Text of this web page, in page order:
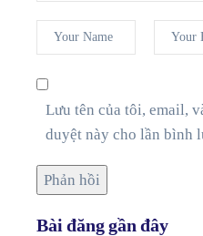
Lưu tên của tôi, email,
duyệt này cho lần bình
Bài đăng gần đây